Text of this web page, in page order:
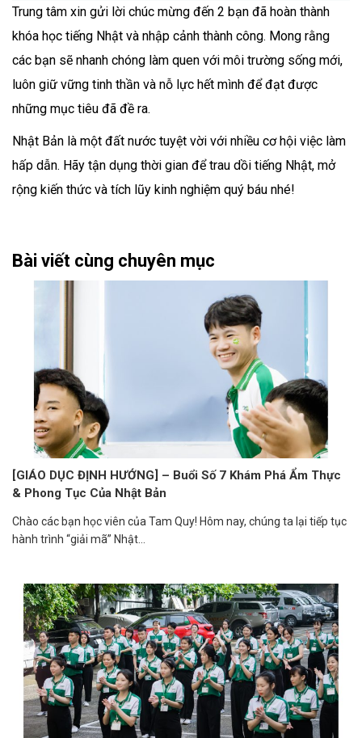
Trung tâm xin gửi lời chúc mừng đến 2 bạn đã hoàn thành
khóa học tiếng Nhật và nhập cảnh thành công. Mong rằng
các bạn sẽ nhanh chóng làm quen với môi trường sống mới,
luôn giữ vững tinh thần và nỗ lực hết mình để đạt được
những mục tiêu đã đề ra.
Nhật Bản là một đất nước tuyệt vời với nhiều cơ hội việc làm
hấp dẫn. Hãy tận dụng thời gian để trau dồi tiếng Nhật, mở
rộng kiến thức và tích lũy kinh nghiệm quý báu nhé!
Bài viết cùng chuyên mục
[GIÁO DỤC ĐỊNH HƯỚNG] – Buổi Số 7 Khám Phá Ẩm Thực
& Phong Tục Của Nhật Bản
Chào các bạn học viên của Tam Quy! Hôm nay, chúng ta lại tiếp tục
hành trình “giải mã” Nhật...